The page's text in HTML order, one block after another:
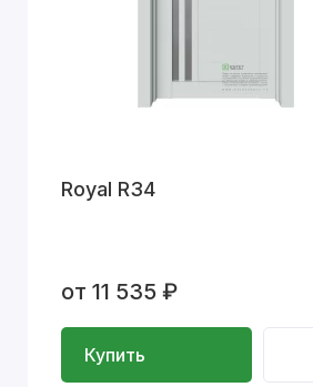
Royal R34
от 11 535 ₽
Купить